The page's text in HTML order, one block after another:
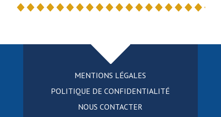
MENTIONS LÉGALES
POLITIQUE DE CONFIDENTIALITÉ
NOUS CONTACTER